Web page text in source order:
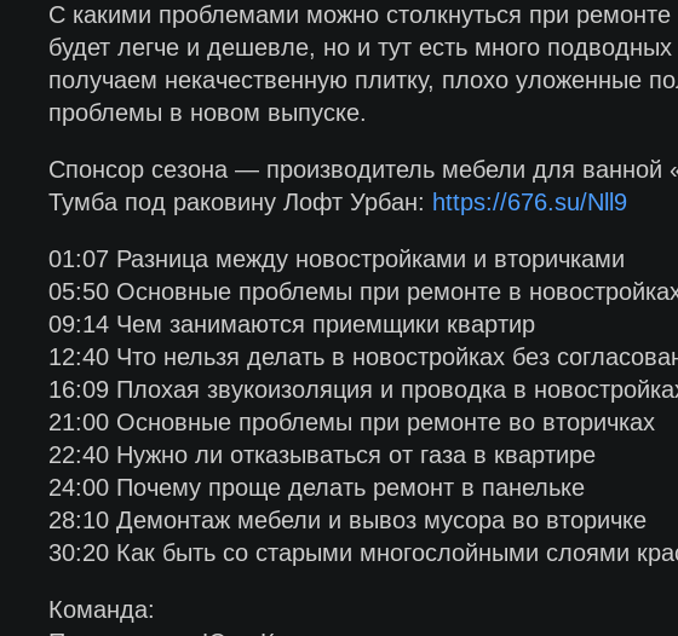
С какими проблемами можно столкнуться при
будет легче и дешевле, но и тут есть много
получаем некачественную плитку, плохо уложенные
проблемы в новом выпуске.
Спонсор сезона — производитель мебели для ванной
Тумба под раковину Лофт Урбан: https://676.su/Nll9
01:07 Разница между новостройками и вторичками
05:50 Основные проблемы при ремонте в
09:14 Чем занимаются приемщики квартир
12:40 Что нельзя делать в новостройках без
16:09 Плохая звукоизоляция и проводка в
21:00 Основные проблемы при ремонте во вторичках
22:40 Нужно ли отказываться от газа в квартире
24:00 Почему проще делать ремонт в панельке
28:10 Демонтаж мебели и вывоз мусора во вторичке
30:20 Как быть со старыми многослойными слоями
Команда: